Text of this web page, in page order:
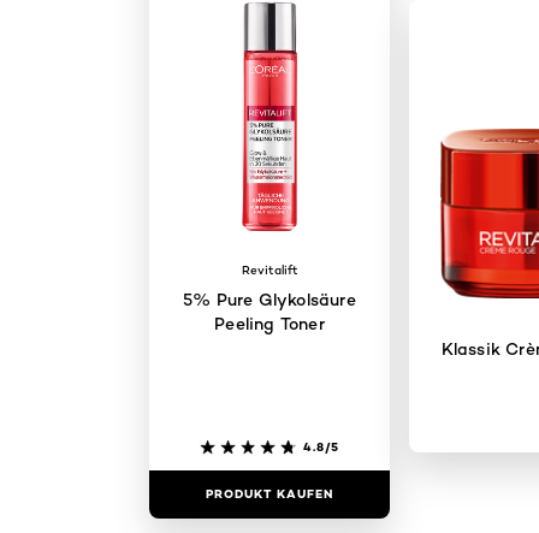
Revitalift
5% Pure Glykolsäure
Peeling Toner
4.8/5
PRODUKT KAUFEN
Klassik